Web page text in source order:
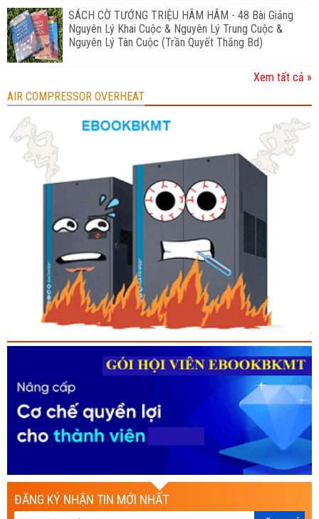
SÁCH CỜ TƯỚNG TRIỆU HÂM HÂM - 48 Bài Giảng
Nguyên Lý Khai Cuộc & Nguyên Lý Trung Cuộc &
Nguyên Lý Tàn Cuộc (Trần Quyết Thắng Bd)
Xem tất cả »
AIR COMPRESSOR OVERHEAT
ĐĂNG KÝ NHẬN TIN MỚI NHẤT